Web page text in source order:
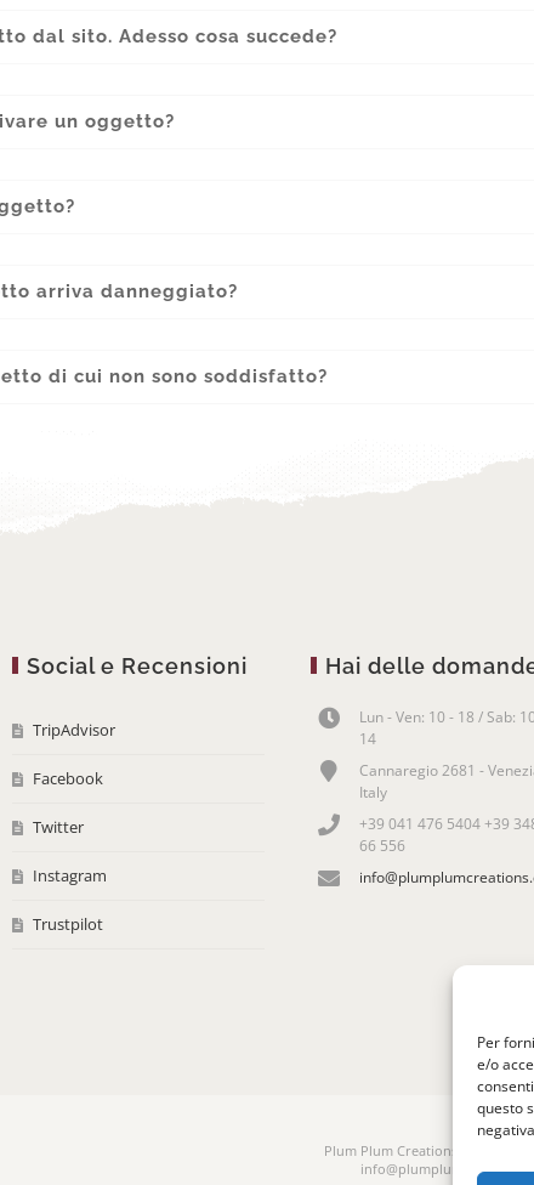
Per
e/o
questo
dal sito. Adesso cosa succede?
un oggetto?
arriva danneggiato?
di cui non sono soddisfatto?
Social e Recensioni
TripAdvisor
Facebook
Twitter
Instagram
Trustpilot
Hai delle
Lun - Ven: 10 - 18 / Sab:
14
Cannaregio 2681 -
Italy
+39 041 476 5404 +39
66 556
Plum Plum Creations di Arianna